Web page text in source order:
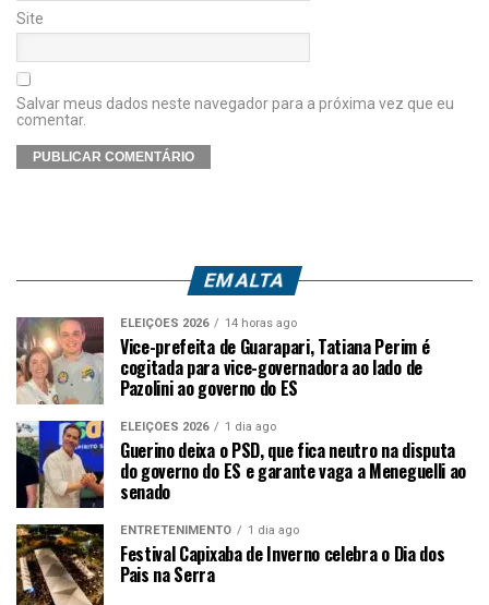
Site
Salvar meus dados neste navegador para a próxima vez que eu
comentar.
EM ALTA
ELEIÇÕES 2026 14 horas ago
Vice-prefeita de Guarapari, Tatiana Perim é
cogitada para vice-governadora ao lado de
Pazolini ao governo do ES
ELEIÇÕES 2026 1 dia ago
Guerino deixa o PSD, que fica neutro na disputa
do governo do ES e garante vaga a Meneguelli ao
senado
ENTRETENIMENTO 1 dia ago
Festival Capixaba de Inverno celebra o Dia dos
Pais na Serra